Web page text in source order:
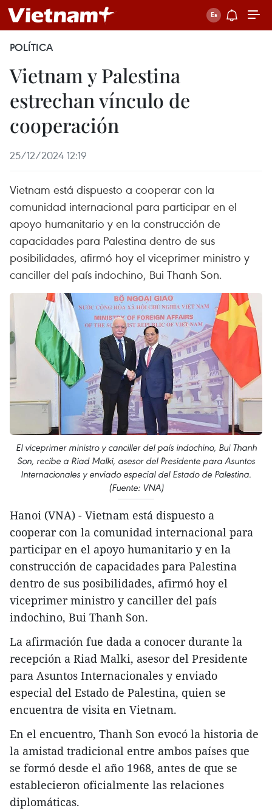
POLÍTICA
Vietnam y Palestina
estrechan vínculo de
cooperación
25/12/2024 12:19
Vietnam está dispuesto a cooperar con la
comunidad internacional para participar en el
apoyo humanitario y en la construcción de
capacidades para Palestina dentro de sus
posibilidades, afirmó hoy el viceprimer ministro y
canciller del país indochino, Bui Thanh Son.
El viceprimer ministro y canciller del país indochino, Bui Thanh
Son, recibe a Riad Malki, asesor del Presidente para Asuntos
Internacionales y enviado especial del Estado de Palestina.
(Fuente: VNA)
Hanoi (VNA) - Vietnam está dispuesto a
cooperar con la comunidad internacional para
participar en el apoyo humanitario y en la
construcción de capacidades para Palestina
dentro de sus posibilidades, afirmó hoy el
viceprimer ministro y canciller del país
indochino, Bui Thanh Son.
La afirmación fue dada a conocer durante la
recepción a Riad Malki, asesor del Presidente
para Asuntos Internacionales y enviado
especial del Estado de Palestina, quien se
encuentra de visita en Vietnam.
En el encuentro, Thanh Son evocó la historia de
la amistad tradicional entre ambos países que
se formó desde el año 1968, antes de que se
establecieron oficialmente las relaciones
diplomáticas.